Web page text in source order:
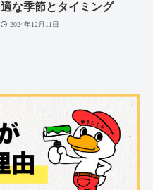
適な季節とタイミング
2024年12月11日